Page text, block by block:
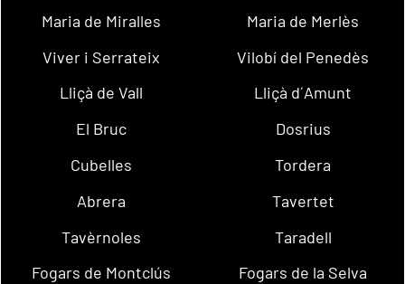
Maria de Miralles
Maria de Merlès
Viver i Serrateix
Vilobí del Penedès
Lliçà de Vall
Lliçà d´Amunt
El Bruc
Dosrius
Cubelles
Tordera
Abrera
Tavertet
Tavèrnoles
Taradell
Fogars de Montclús
Fogars de la Selva